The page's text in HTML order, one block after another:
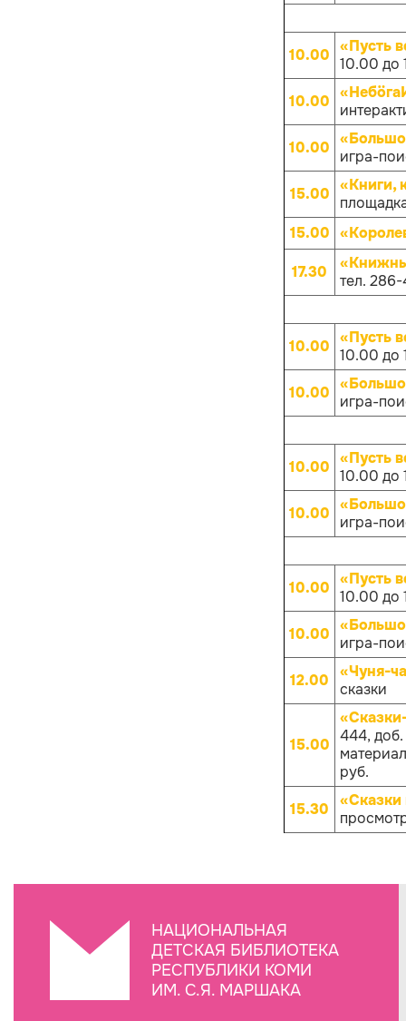
10.00 «Пусть
10.00 до
10.00
10.00
игра-
15.00 «Книги,
15.00
17.30
тел.
10.00 «Пусть
10.00 до
10.00
игра-
10.00 «Пусть
10.00 до
10.00
игра-
10.00 «Пусть
10.00 до
10.00
игра-
12.00
«Чуня-
сказки
15.00 444,
руб.
15.30
«Сказки
НАЦИОНАЛЬНАЯ
ДЕТСКАЯ БИБЛИОТЕКА
РЕСПУБЛИКИ КОМИ
ИМ. С.Я. МАРШАКА